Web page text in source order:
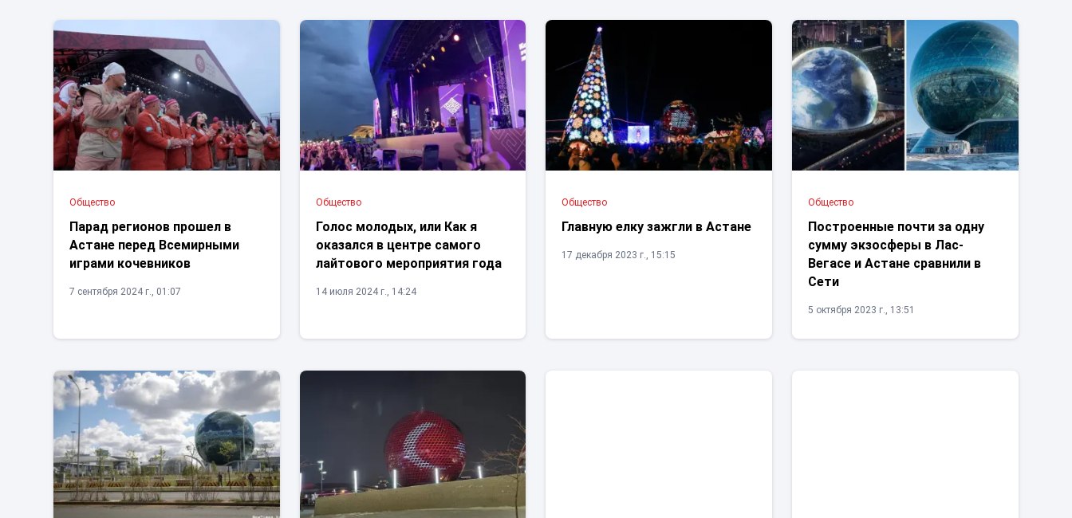
Общество
Парад регионов прошел в
Астане перед Всемирными
играми кочевников
7 сентября 2024 г., 01:07
Общество
Голос молодых, или Как я
оказался в центре самого
лайтового мероприятия года
14 июля 2024 г., 14:24
Общество
Главную елку зажгли в Астане
17 декабря 2023 г., 15:15
Общество
Построенные почти за одну
сумму экзосферы в Лас-
Вегасе и Астане сравнили в
Сети
5 октября 2023 г., 13:51